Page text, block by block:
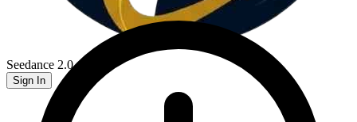
Seedance 2.0
Sign In